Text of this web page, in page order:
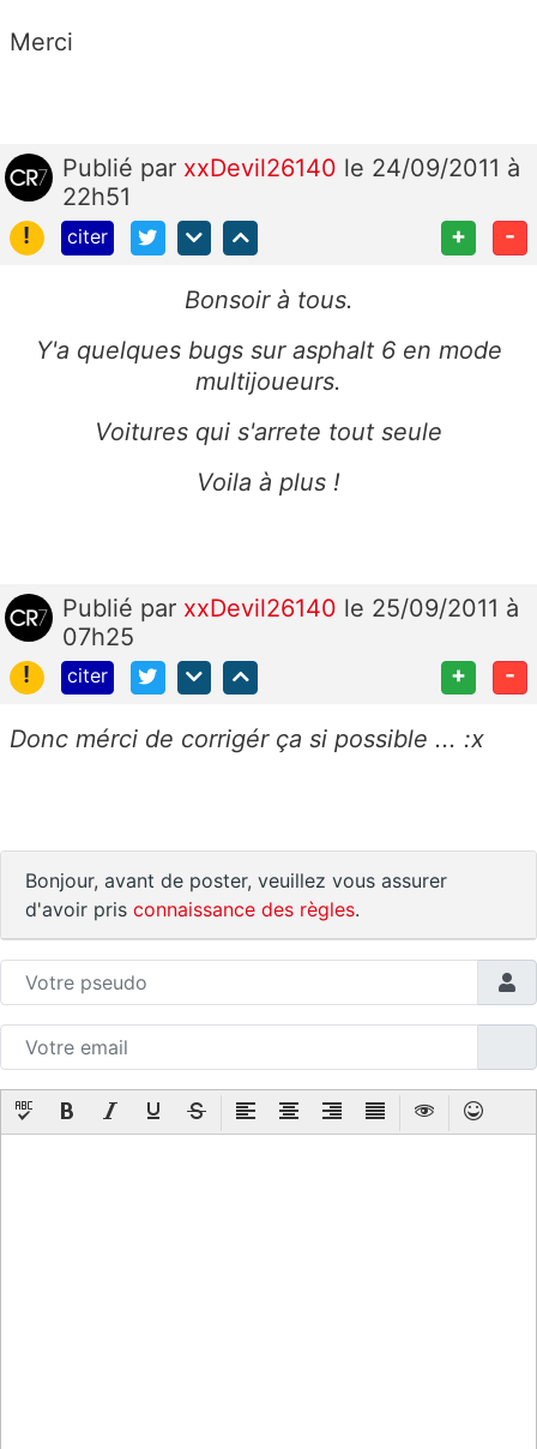
Merci
Publié par xxDevil26140 le 24/09/2011 à
22h51
!
citer + -
Bonsoir à tous.
Y'a quelques bugs sur asphalt 6 en mode
multijoueurs.
Voitures qui s'arrete tout seule
Voila à plus !
Publié par xxDevil26140 le 25/09/2011 à
07h25
!
citer + -
Donc mérci de corrigér ça si possible ... :x
Bonjour, avant de poster, veuillez vous assurer
d'avoir pris connaissance des règles.